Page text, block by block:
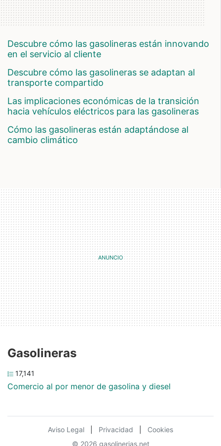
descubre cómo las gasolineras están innovando
en el servicio al cliente
descubre cómo las gasolineras se adaptan al
transporte compartido
las implicaciones económicas de la transición
hacia vehículos eléctricos para las gasolineras
cómo las gasolineras están adaptándose al
cambio climático
Gasolineras
17,141
Comercio al por menor de gasolina y diesel
Aviso Legal Privacidad
Cookies
© 2026 gasolinerias.net